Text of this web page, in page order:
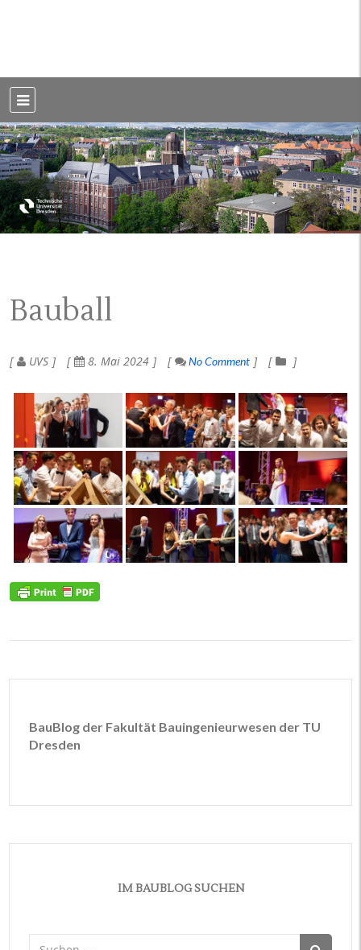
Dresden
Bauball
UVS 8. Mai 2024 No Comment
BauBlog der Fakultät Bauingenieurwesen der TU
Dresden
IM BAUBLOG SUCHEN
Suchen